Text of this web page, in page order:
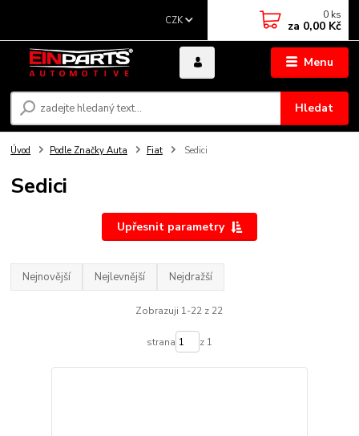
Menu
CZK
Hledat
0 ks
za 0,00 Kč
Úvod Podle Značky Auta Fiat Sedici
Sedici
Upřesnit parametry
Nejnovější Nejlevnější Nejdražší
Zobrazuji 1-22 z 22
strana z 1